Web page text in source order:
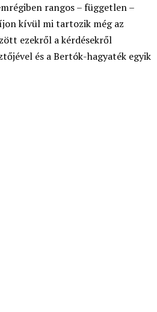
rangos – független –
kívül mi tartozik még az
ezekről a kérdésekről
és a Bertók-hagyaték egyik